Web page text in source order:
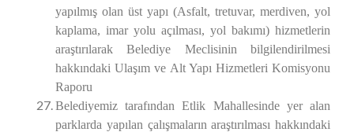
yapılmış olan üst yapı (Asfalt, tretuvar, merdiven, yol
kaplama, imar yolu açılması, yol bakımı) hizmetlerin
araştırılarak Belediye Meclisinin bilgilendirilmesi
hakkındaki Ulaşım ve Alt Yapı Hizmetleri Komisyonu
Raporu
Belediyemiz tarafından Etlik Mahallesinde yer alan
parklarda yapılan çalışmaların araştırılması hakkındaki